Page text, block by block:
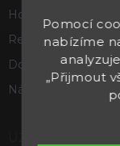
Pomocí
nabízíme
„Přijmout
Hodnocení obchodu
Reklamace a
Doprava a platba
Náš příběh